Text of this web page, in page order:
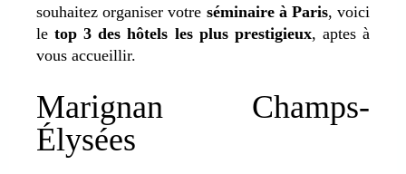
souhaitez organiser votre séminaire à Paris, voici
letop 3 des hôtels les plus prestigieux, aptes à
vous accueillir.
Marignan Champs-
Élysées